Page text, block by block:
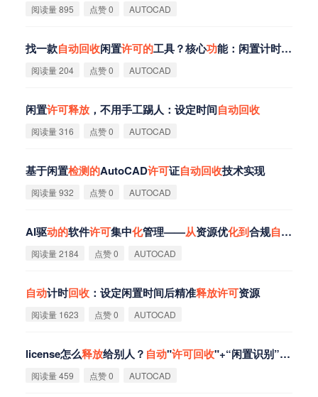
阅读量 895 点赞 0 AUTOCAD
找一款自动回收闲置许可的工具？核心功能：闲置计时→
阅读量 204 点赞 0 AUTOCAD
闲置许可释放 ，不用手工踢人：设定时间自动回收
阅读量 316 点赞 0 AUTOCAD
基于闲置检测的AutoCAD许可证自动回收技术实现
阅读量 932 点赞 0 AUTOCAD
AI驱动的软件许可集中化管理——从资源优化到合规自动
阅读量 2184 点赞 0 AUTOCAD
自动计时回收 ：设定闲置时间后精准释放许可资源
阅读量 1623 点赞 0 AUTOCAD
license怎么释放给别人？ 自动"许可回收"+“闲置识别”无需手工
阅读量 459 点赞 0 AUTOCAD